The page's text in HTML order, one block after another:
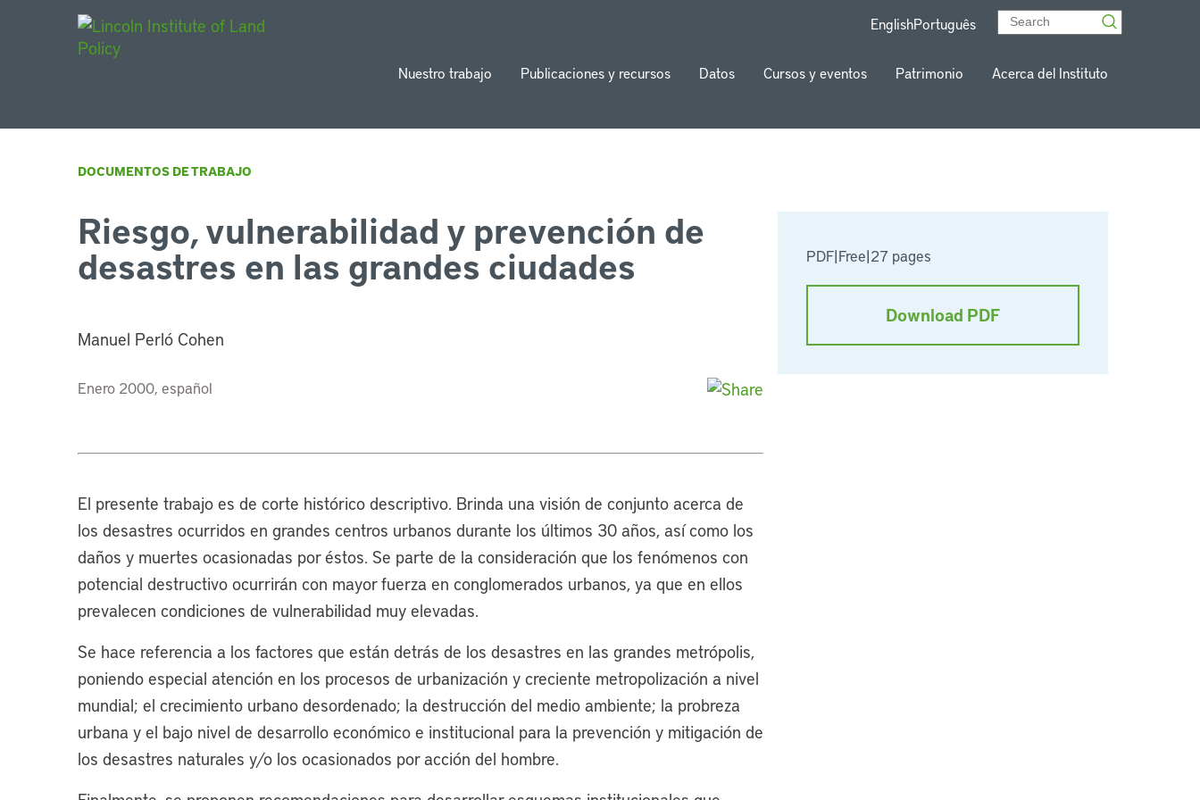
EnglishPortuguês
Nuestro trabajo Publicaciones y recursos Datos Cursos y eventos Patrimonio Acerca del Instituto
DOCUMENTOS DE TRABAJO
PDF|Free|27 pages
Download PDF
Riesgo, vulnerabilidad y prevención de
desastres en las grandes ciudades
Manuel Perló Cohen
Enero 2000, español
El presente trabajo es de corte histórico descriptivo. Brinda una visión de conjunto acerca de
los desastres ocurridos en grandes centros urbanos durante los últimos 30 años, así como los
daños y muertes ocasionadas por éstos. Se parte de la consideración que los fenómenos con
potencial destructivo ocurrirán con mayor fuerza en conglomerados urbanos, ya que en ellos
prevalecen condiciones de vulnerabilidad muy elevadas.
Se hace referencia a los factores que están detrás de los desastres en las grandes metrópolis,
poniendo especial atención en los procesos de urbanización y creciente metropolización a nivel
mundial; el crecimiento urbano desordenado; la destrucción del medio ambiente; la probreza
urbana y el bajo nivel de desarrollo económico e institucional para la prevención y mitigación de
los desastres naturales y/o los ocasionados por acción del hombre.